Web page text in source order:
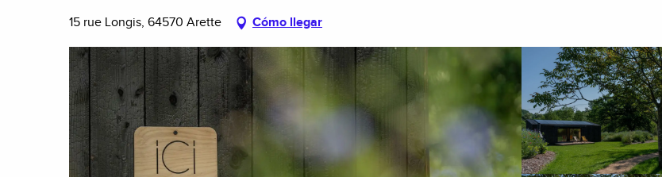
15 rue Longis, 64570 Arette Cómo llegar